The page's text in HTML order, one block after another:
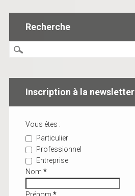
Recherche
Inscription à la newsletter
Vous êtes :
Particulier
Professionnel
Entreprise
Nom *